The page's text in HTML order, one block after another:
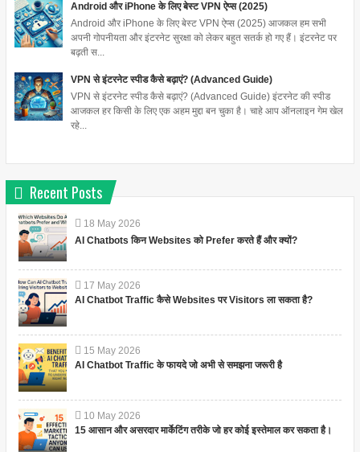
Android और iPhone के लिए बेस्ट VPN ऐप्स (2025)
Android और iPhone के लिए बेस्ट VPN ऐप्स (2025) आजकल हम सभी
अपनी गोपनीयता और इंटरनेट सुरक्षा को लेकर बहुत सतर्क हो गए हैं। इंटरनेट पर
बढ़ती स...
VPN से इंटरनेट स्पीड कैसे बढ़ाएं? (Advanced Guide)
VPN से इंटरनेट स्पीड कैसे बढ़ाएं? (Advanced Guide) इंटरनेट की स्पीड
आजकल हर किसी के लिए एक अहम मुद्दा बन चुका है। चाहे आप ऑनलाइन गेम खेल
रहे...
Recent Posts
18 May 2026
AI Chatbots किन Websites को Prefer करते हैं और क्यों?
17 May 2026
AI Chatbot Traffic कैसे Websites पर Visitors ला सकता है?
15 May 2026
AI Chatbot Traffic के फायदे जो अभी से समझना जरूरी है
10 May 2026
15 आसान और असरदार मार्केटिंग तरीके जो हर कोई इस्तेमाल कर सकता है।